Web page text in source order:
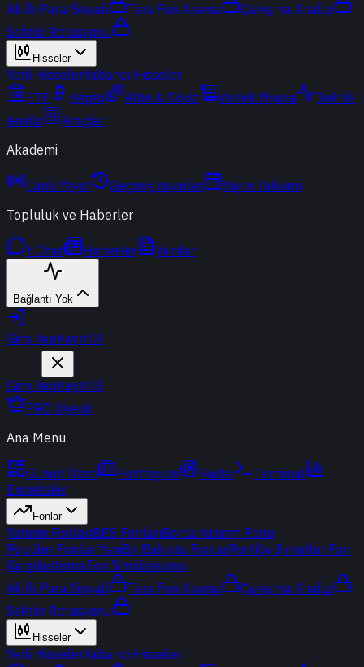
Akıllı Para Sinyali
Ters Fon Arama
Çakışma Analizi
Sektör Rotasyonu
Hisseler
Yerli HisselerYabancı Hisseler
ETF
Kripto Altın & Döviz Vadeli Piyasa
Teknik
Analiz
Araçlar
Akademi
Canlı Yayın Geçmiş Yayınlar
Yayın Takvimi
Topluluk ve Haberler
t-Chat Haberler Yazılar
Bağlantı Yok
Giriş YapKayıt Ol
Giriş YapKayıt Ol
PRO Üyelik
Ana Menu
Günün Özeti Portföyüm Radar
Terminal
Endeksler
Fonlar
Yatırım FonlarıBES FonlarıBorsa Yatırım Fonu
Popüler Fonlar YeniBir Bakışta FonlarPortföy ŞirketleriFon
KarşılaştırmaFon Simülasyonu
Akıllı Para Sinyali
Ters Fon Arama
Çakışma Analizi
Sektör Rotasyonu
Hisseler
Yerli HisselerYabancı Hisseler